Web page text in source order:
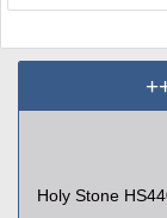
Holy Stone